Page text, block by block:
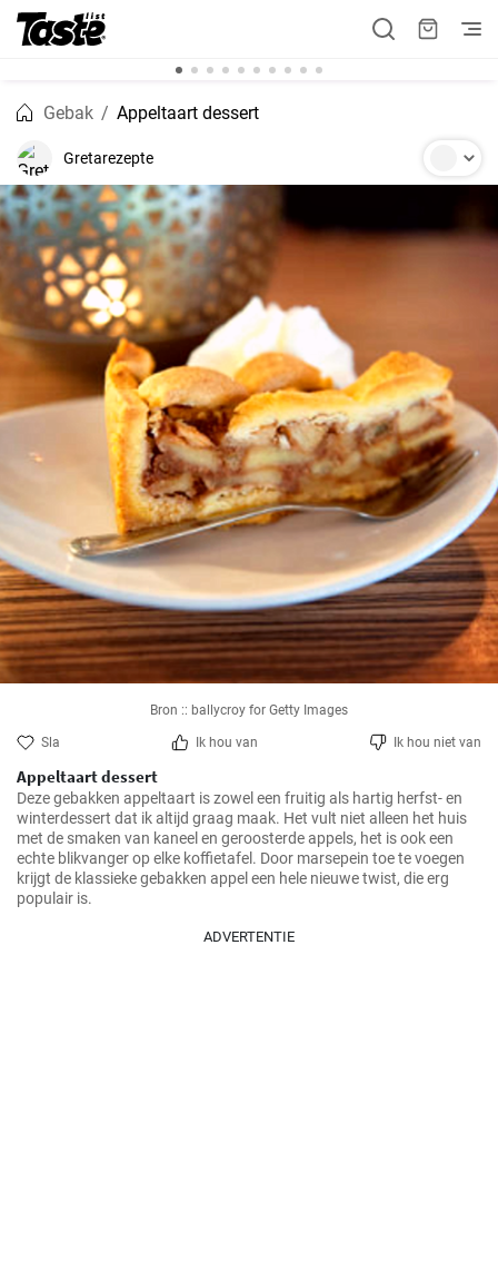
Gebak Appeltaart dessert
Gretarezepte
Bron :: ballycroy for Getty Images
Sla Ik hou van Ik hou niet van
Appeltaart dessert
Deze gebakken appeltaart is zowel een fruitig als hartig herfst- en
winterdessert dat ik altijd graag maak. Het vult niet alleen het huis
met de smaken van kaneel en geroosterde appels, het is ook een
echte blikvanger op elke koffietafel. Door marsepein toe te voegen
krijgt de klassieke gebakken appel een hele nieuwe twist, die erg
populair is.
ADVERTENTIE